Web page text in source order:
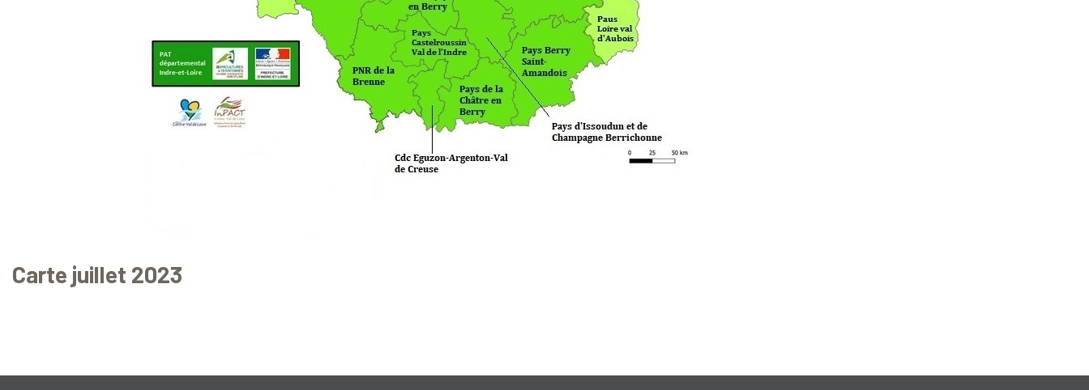
Carte juillet 2023